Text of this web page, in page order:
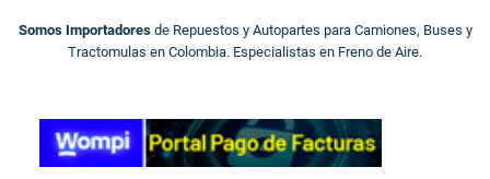
Somos Importadores de Repuestos y Autopartes para Camiones, Buses y
Tractomulas en Colombia. Especialistas en Freno de Aire.